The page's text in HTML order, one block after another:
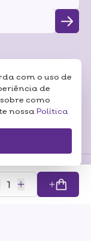
com o uso de
de
como
nossa Política